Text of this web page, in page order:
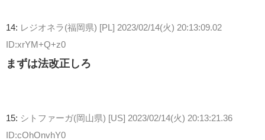
14: レジオネラ(福岡県) [PL] 2023/02/14(火) 20:13:09.02
ID:xrYM+Q+z0
まずは法改正しろ
15: シトファーガ(岡山県) [US] 2023/02/14(火) 20:13:21.36
ID:cOhOnvhY0